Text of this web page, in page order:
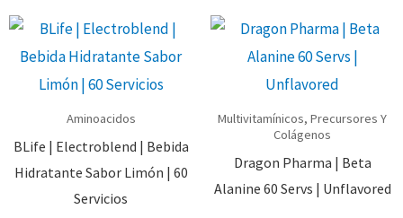
Múltiples
Variantes.
Pueden
Elegir
Aminoacidos
BLife | Electroblend | Bebida
Hidratante Sabor Limón | 60
Servicios
Multivitamínicos, Precursores Y
Colágenos
Dragon Pharma | Beta
Alanine 60 Servs | Unflavored